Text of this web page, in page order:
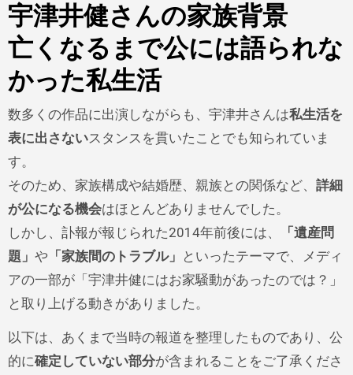
宇津井健さんの家族背景
亡くなるまで公には語られな
かった私生活
数多くの作品に出演しながらも、宇津井さんは私生活を
表に出さないスタンスを貫いたことでも知られていま
す。
そのため、家族構成や結婚歴、親族との関係など、 詳細
が公になる機会はほとんどありませんでした。
しかし、訃報が報じられた2014年前後には、
「遺産問
題」 や 「家族間のトラブル」 といったテーマで、メディ
アの一部が「宇津井健にはお家騒動があったのでは？」
と取り上げる動きがありました。
以下は、あくまで当時の報道を整理したものであり、公
的に確定していない部分が含まれることをご了承くださ